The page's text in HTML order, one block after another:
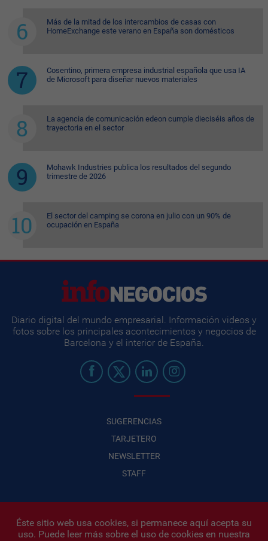
Más de la mitad de los intercambios de casas con
HomeExchange este verano en España son domésticos
Cosentino, primera empresa industrial española que usa IA
de Microsoft para diseñar nuevos materiales
La agencia de comunicación edeon cumple dieciséis años de
trayectoria en el sector
Mohawk Industries publica los resultados del segundo
trimestre de 2026
El sector del camping se corona en julio con un 90% de
ocupación en España
Diario digital del mundo empresarial. Información videos y
fotos sobre los principales acontecimientos y negocios de
Barcelona y el interior de España.
SUGERENCIAS
TARJETERO
NEWSLETTER
STAFF
Infonegocios 2026| INFONEGOCIOS S.A. · CUIT: 30710438486 |
Éste sitio web usa cookies, si permanece aquí acepta su
uso. Puede leer más sobre el uso de cookies en nuestra